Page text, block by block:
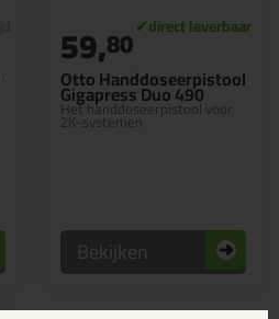
Otto Handdoseerpistool
Gigapress Duo 490
Het handdoseerpistool voor
2K-systemen
59,80
Bekijken